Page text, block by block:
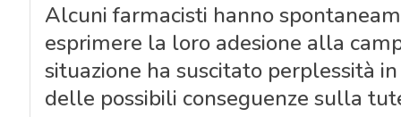
Alcuni farmacisti hanno
esprimere la loro adesione alla
situazione ha suscitato perplessità
delle possibili conseguenze sulla